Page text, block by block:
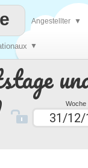
Woche
▼
Angestellter ▼